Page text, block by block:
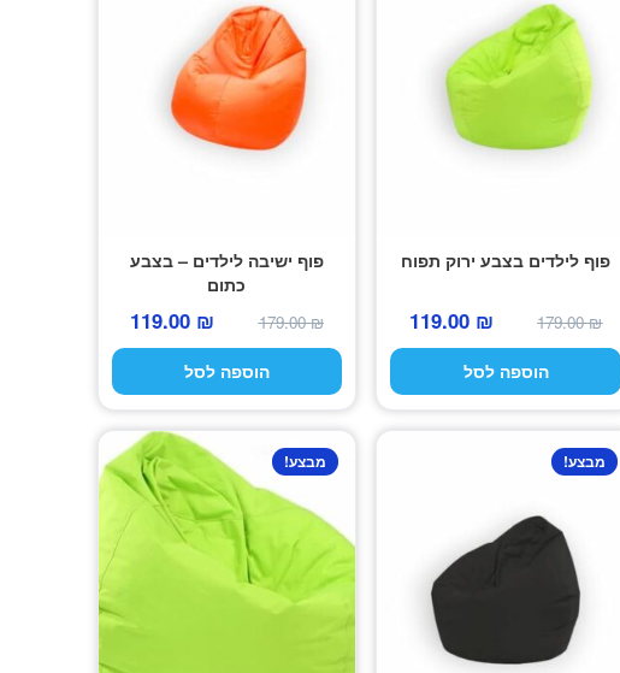
פוף לילדים בצבע ירוק תפוח
179.00₪
המחיר
המקורי
היה:
119.00 ₪
הנוכחי
הוא:
הוספה לסל
פוף ישיבה לילדים – בצבע
כתום
179.00₪
המחיר
המקורי
היה:
119.00 ₪
המחיר
הנוכחי
הוא:
הוספה לסל
מבצע! מבצע!